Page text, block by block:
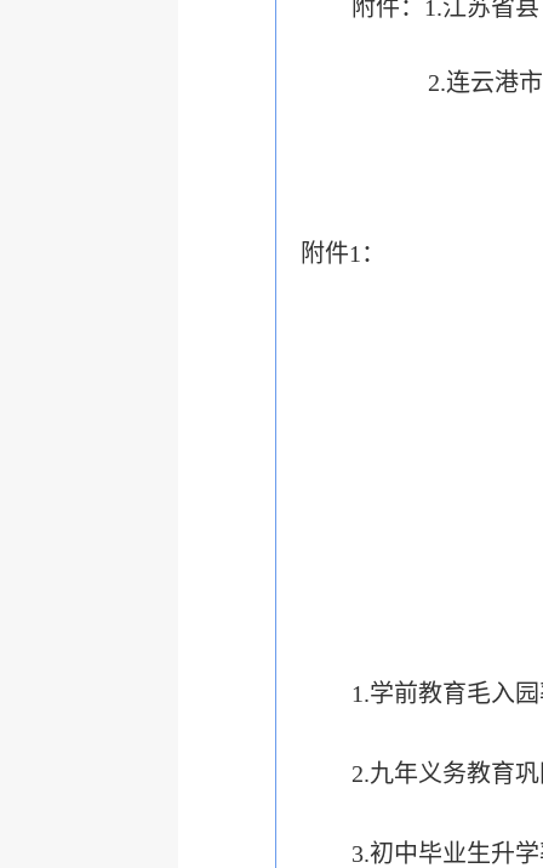
附件：1.江苏省
2.连云
附件1：
1.学前教育毛入
2.九年义务教育
3.初中毕业生升